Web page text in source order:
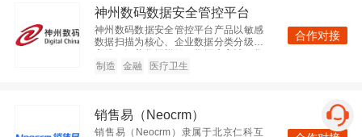
微软（中国）有限公司
享、深度应用”之目标的警务发展新理念
和新模式。
神州数码数据安全管控平台
神州数码数据安全管控平台产品以敏感
数据扫描为核心、企业数据分类分级为
据分类分级管理、数据安全共享等多个
求，以“平台化+模块化”双模式，为企业
数据安全和未来发展保驾护航。
制造 金融 医疗卫生
合作对接
销售易（Neocrm）
销售易（Neocrm）隶属于北京仁科互